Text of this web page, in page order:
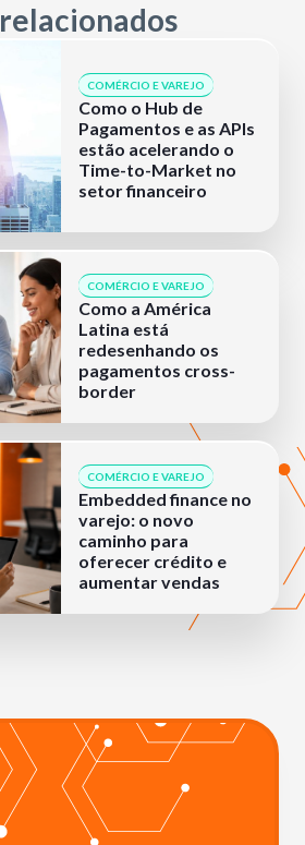
relacionados
COMÉRCIO E VAREJO
Como o Hub de
Pagamentos e as APIs
estão acelerando o
Time-to-Market no
setor financeiro
COMÉRCIO E VAREJO
Como a América
Latina está
redesenhando os
pagamentos cross-
border
COMÉRCIO E VAREJO
Embedded finance no
varejo: o novo
caminho para
oferecer crédito e
aumentar vendas